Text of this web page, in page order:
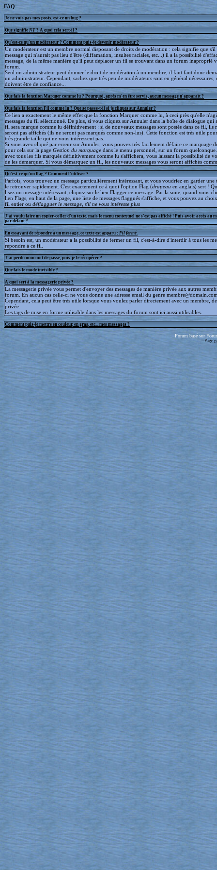
FAQ
Je ne vois pas mes posts, est-ce un bug ?
Que signifie NT ? A quoi cela sert-il ?
Qu'est-ce qu'un modérateur ? Comment puis-je devenir modérateur ?
Un modérateur est un membre normal disposant de droits de modération : cela signifie que
message qui n'aurait pas lieu d'être (diffamation, insultes raciales, etc...) il a la possibilité
message, de la même manière qu'il peut déplacer un fil se trouvant dans un forum inaproprié
forum.
Seul un administrateur peut donner le droit de modération à un membre, il faut faut donc
un administrateur. Cependant, sachez que très peu de modérateurs sont en général nécessaires,
doivent être de confiance...
Que fais la fonction Marquer comme lu ? Pourquoi, après m'en être servis, aucun message n'apparaît ?
Que fais la fonction Fil comme lu ? Que se passe-t-il si je cliques sur Annuler ?
Ce lien a exactement le même effet que la fonction Marquer comme lu, à ceci près qu'elle
messages du fil sélectionné. De plus, si vous cliquez sur Annuler dans la boîte de dialogue qui
fil sera marqué comme lu définitivement : si de nouveaux messages sont postés dans ce fil, ils
seront pas affichés (ils ne seront pas marqués comme non-lus). Cette fonction est très utile
très grande taille qui ne vous intéressent pas.
Si vous avez cliqué par erreur sur Annuler, vous pouvez très facilement défaire ce marquage
pour cela sur la page Gestion du marquage dans le menu personnel, sur un forum
avec tous les fils marqués définitivement comme lu s'affichera, vous laissant la possibilité de
de les démarquer. Si vous démarquez un fil, les nouveaux messages vous seront affichés
Qu'est-ce qu'un flag ? Comment l'utiliser ?
Parfois, vous trouvez un message particulièrement intéressant, et vous voudriez en garder une
le retrouver rapidement. C'est exactement ce à quoi l'option Flag (drapeau en anglais) sert !
lisez un message intéressant, cliquez sur le lien Flagger ce message. Par la suite, quand vous
lien Flags, en haut de la page, une liste de messages flaggués s'affiche, et vous pouvez au
fil entier ou déflagguerle message, s'il ne vous intéresse plus
J'ai voulu faire un copier-coller d'un texte, mais le menu contextuel ne s'est pas affiché ! Puis avoir accès au
par défaut ?
En essayant de répondre à un message, ce texte est apparu : Fil fermé
Si besoin est, un modérateur a la possibilité de fermer un fil, c'est-à-dire d'interdir à tous les
répondre à ce fil.
J'ai perdu mon mot de passe, puis-je le récupérer ?
Que fais le mode invisible ?
A quoi sert à la messagerie privée ?
La messagerie privée vous permet d'envoyer des messages de manière privée aux autres
forum. En aucun cas celle-ci ne vous donne une adresse email du genre
Cependant, cela peut être très utile lorsque vous voulez parler directement avec un membre,
privée.
Les tags de mise en forme utilisable dans les messages du forum sont ici aussi utilisables.
Comment puis-je mettre en couleur, en gras, etc... mes messages ?
Forum basé sur
Page